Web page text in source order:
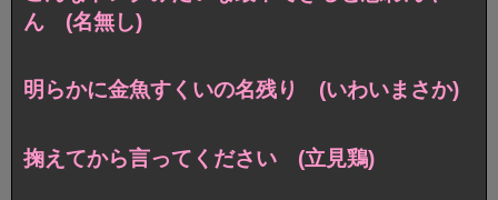
ん (名無し)
明らかに金魚すくいの名残り (いわいまさか)
掬えてから言ってください (立見鶏)